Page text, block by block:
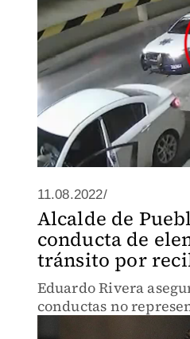
11.08.2022/
Alcalde de
conducta de
tránsito por
Eduardo Rivera
conductas no